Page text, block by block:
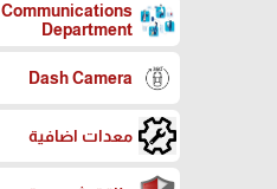
Communications
Department
Dash Camera
معدات اضافية